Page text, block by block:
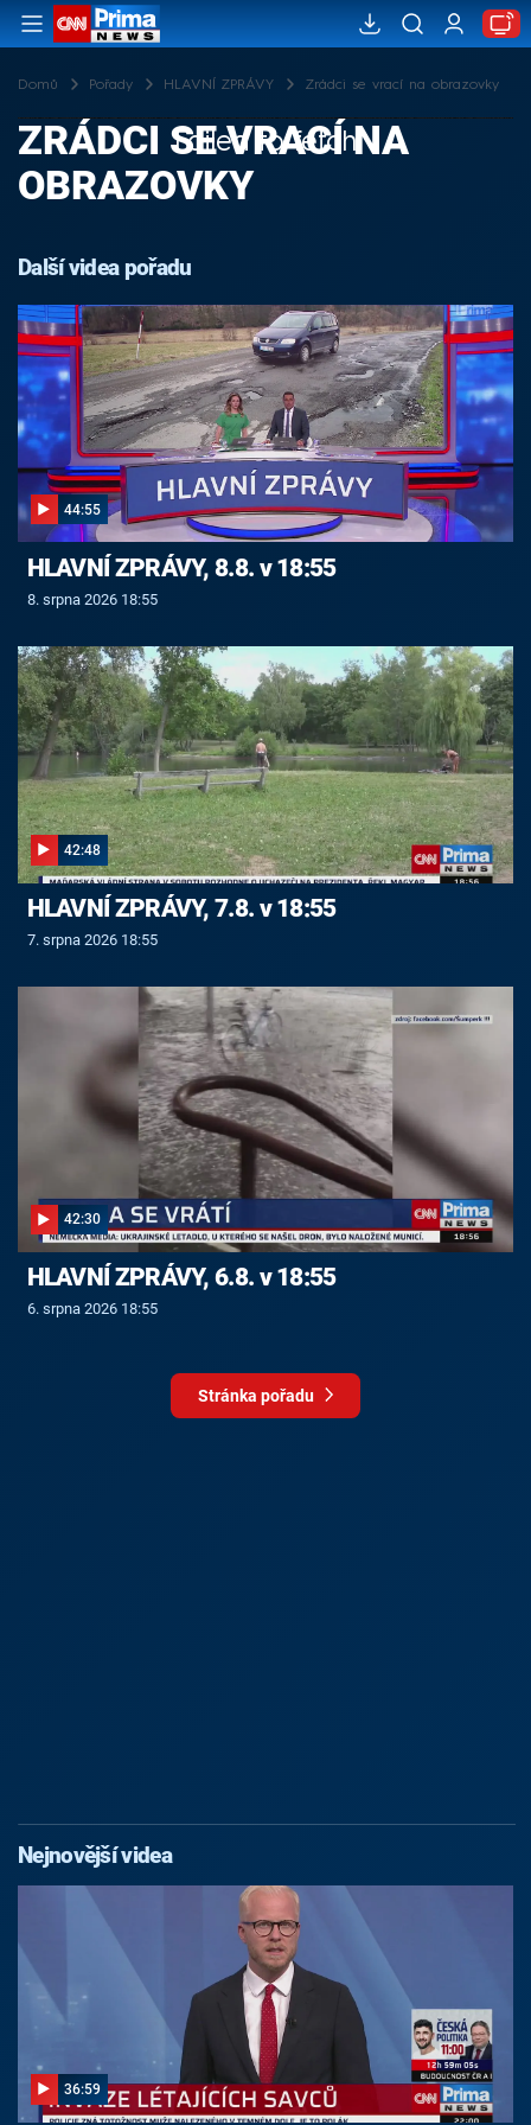
Domů Pořady HLAVNÍ ZPRÁVY Zrádci se vrací na obrazovky
Failed to fetch
ZRÁDCI SE VRACÍ NA
OBRAZOVKY
Další videa pořadu
44:55
HLAVNÍ ZPRÁVY, 8.8. v 18:55
8. srpna 2026 18:55
42:48
HLAVNÍ ZPRÁVY, 7.8. v 18:55
7. srpna 2026 18:55
42:30
HLAVNÍ ZPRÁVY, 6.8. v 18:55
6. srpna 2026 18:55
Stránka pořadu
Nejnovější videa
36:59